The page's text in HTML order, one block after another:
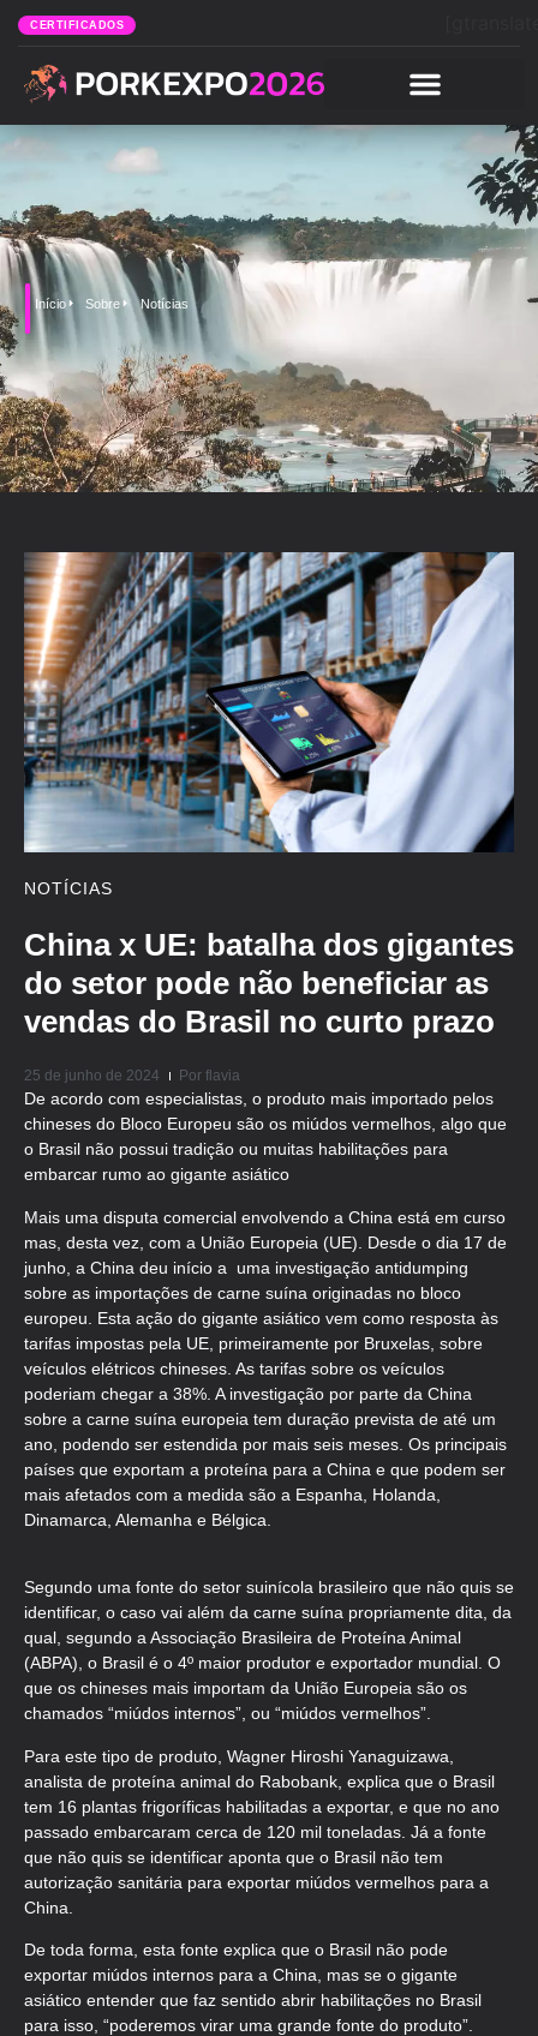
CERTIFICADOS
Início Sobre Notícias
NOTÍCIAS
China x UE: batalha dos gigantes
do setor pode não beneficiar as
vendas do Brasil no curto prazo
25 de junho de 2024 Por flavia
De acordo com especialistas, o produto mais importado pelos
chineses do Bloco Europeu são os miúdos vermelhos, algo que
o Brasil não possui tradição ou muitas habilitações para
embarcar rumo ao gigante asiático
Mais uma disputa comercial envolvendo a China está em curso
mas, desta vez, com a União Europeia (UE). Desde o dia 17 de
junho, a China deu início a uma investigação antidumping
sobre as importações de carne suína originadas no bloco
europeu. Esta ação do gigante asiático vem como resposta às
tarifas impostas pela UE, primeiramente por Bruxelas, sobre
veículos elétricos chineses. As tarifas sobre os veículos
poderiam chegar a 38%. A investigação por parte da China
sobre a carne suína europeia tem duração prevista de até um
ano, podendo ser estendida por mais seis meses. Os principais
países que exportam a proteína para a China e que podem ser
mais afetados com a medida são a Espanha, Holanda,
Dinamarca, Alemanha e Bélgica.
Segundo uma fonte do setor suinícola brasileiro que não quis se
identificar, o caso vai além da carne suína propriamente dita, da
qual, segundo a Associação Brasileira de Proteína Animal
(ABPA), o Brasil é o 4º maior produtor e exportador mundial. O
que os chineses mais importam da União Europeia são os
chamados “miúdos internos”, ou “miúdos vermelhos”.
Para este tipo de produto, Wagner Hiroshi Yanaguizawa,
analista de proteína animal do Rabobank, explica que o Brasil
tem 16 plantas frigoríficas habilitadas a exportar, e que no ano
passado embarcaram cerca de 120 mil toneladas. Já a fonte
que não quis se identificar aponta que o Brasil não tem
autorização sanitária para exportar miúdos vermelhos para a
China.
De toda forma, esta fonte explica que o Brasil não pode
exportar miúdos internos para a China, mas se o gigante
asiático entender que faz sentido abrir habilitações no Brasil
para isso, “poderemos virar uma grande fonte do produto”.